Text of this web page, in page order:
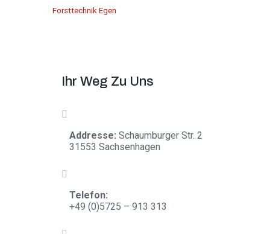
Forsttechnik Egen
Ihr Weg Zu Uns
Addresse: Schaumburger Str. 2
31553 Sachsenhagen
Telefon:
+49 (0)5725 – 913 313